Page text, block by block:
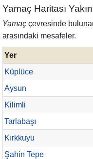
Yamaç Haritası
Yamaç çevresinde
arasındaki mesafeler.
Yer
Küplüce
Aysun
Kilimli
Tarlabaşı
Kırkkuyu
Şahin Tepe